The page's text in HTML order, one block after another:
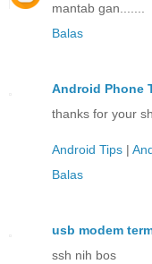
mantab gan.......
Balas
Android Phone
thanks for your
Android Tips |
Balas
usb modem
ssh nih bos